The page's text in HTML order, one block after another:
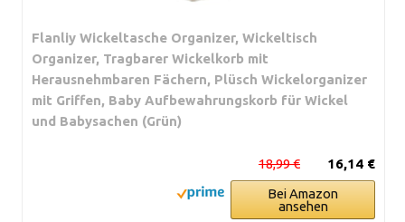
Flanliy Wickeltasche Organizer, Wickeltisch
Organizer, Tragbarer Wickelkorb mit
Herausnehmbaren Fächern, Plüsch Wickelorganizer
mit Griffen, Baby Aufbewahrungskorb für Wickel
und Babysachen (Grün)
16,14 €
18,99 €
Bei Amazon
ansehen